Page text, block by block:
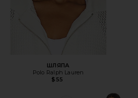
ШЛЯПА
Polo Ralph Lauren
$55